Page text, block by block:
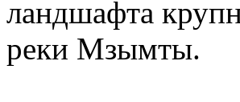
ландшафта
реки Мзымты.